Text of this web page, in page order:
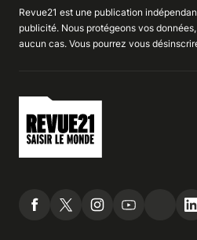
Revue21 est une publication
publicité. Nous protégeons vos
aucun cas. Vous pourrez vous